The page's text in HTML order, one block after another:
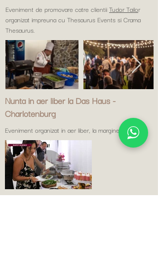
Eveniment de promovare catre clientii Tudor Tailor
organizat impreuna cu Thesaurus Events si Crama
Thesaurus.
Nunta in aer liber la Das Haus -
Charlotenburg
Eveniment organizat in aer liber, la marginea padurii.